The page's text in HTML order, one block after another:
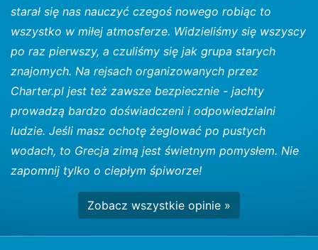
starał się nas nauczyć czegoś nowego robiąc to
wszystko w miłej atmosferze. Widzieliśmy się wszyscy
po raz pierwszy, a czuliśmy się jak grupa starych
znajomych. Na rejsach organizowanych przez
Charter.pl jest też zawsze bezpiecznie - jachty
prowadzą bardzo doświadczeni i odpowiedzialni
ludzie. Jeśli masz ochotę żeglować po pustych
wodach, to Grecja zimą jest świetnym pomysłem. Nie
zapomnij tylko o ciepłym śpiworze!
Zobacz wszystkie opinie »